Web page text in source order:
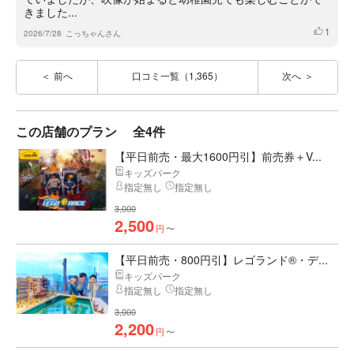
きました...
2026/7/28 こっちゃんさん いいね
1
前へ 口コミ一覧（1,365） 次へ
この店舗のプラン 全4件
【平日前売・最大1600円引】前売券＋V...
キッズパーク
指定無し
指定無し
3,000
2,500円 〜
【平日前売・800円引】レゴランド®・デ...
キッズパーク
指定無し
指定無し
3,000
2,200円 〜